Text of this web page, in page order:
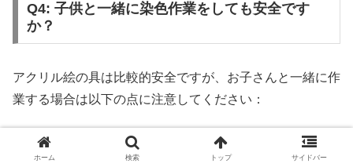
Q4: 子供と一緒に染色作業をしても安全です
か？
アクリル絵の具は比較的安全ですが、お子さんと一緒に作
業する場合は以下の点に注意してください：
必ず大人が監督する
ホーム 検索 トップ サイドバー